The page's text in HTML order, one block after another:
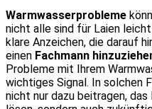
Warmwasserprobleme
nicht alle sind für Laien
klare Anzeichen, die darauf
einen Fachmann
Probleme mit Ihrem
wichtiges Signal. In solchen
nicht nur dazu beitragen,